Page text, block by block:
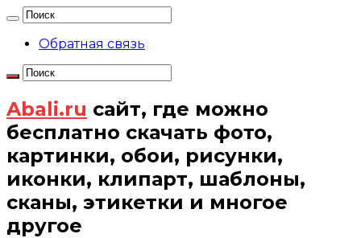
Обратная связь
Abali.ru сайт, где можно
бесплатно скачать фото,
картинки, обои, рисунки,
иконки, клипарт, шаблоны,
сканы, этикетки и многое
другое